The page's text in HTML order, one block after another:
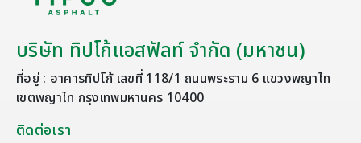
บริษัท ทิปโก้แอสฟัลท์ จำกัด (มหาชน)
ที่อยู่ : อาคารทิปโก้ เลขที่ 118/1 ถนนพระราม 6 แขวงพญาไท
เขตพญาไท กรุงเทพมหานคร 10400
ติดต่อเรา